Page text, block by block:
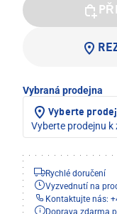
Vybraná prodejna
Vyberte
Vyberte prodejnu
Rychlé doručení
Vyzvednutí na
Kontaktujte nás:
Doprava zdarma